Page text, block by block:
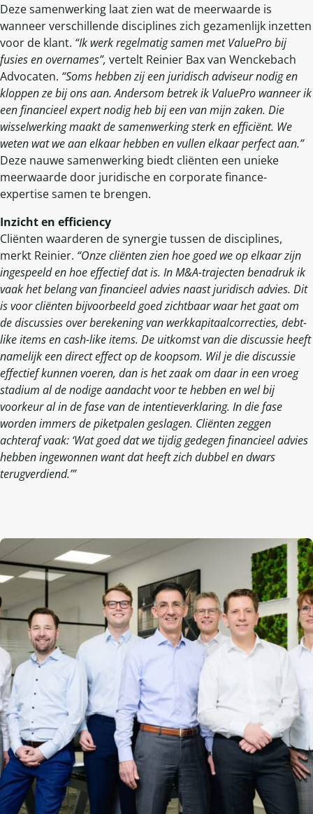
Deze samenwerking laat zien wat de meerwaarde is
wanneer verschillende disciplines zich gezamenlijk inzetten
voor de klant. “Ik werk regelmatig samen met ValuePro bij
fusies en overnames”, vertelt Reinier Bax van Wenckebach
Advocaten. “Soms hebben zij een juridisch adviseur nodig en
kloppen ze bij ons aan. Andersom betrek ik ValuePro wanneer ik
een financieel expert nodig heb bij een van mijn zaken. Die
wisselwerking maakt de samenwerking sterk en efficiënt. We
weten wat we aan elkaar hebben en vullen elkaar perfect aan.”
Deze nauwe samenwerking biedt cliënten een unieke
meerwaarde door juridische en corporate finance-
expertise samen te brengen.
Inzicht en efficiency
Cliënten waarderen de synergie tussen de disciplines,
merkt Reinier. “Onze cliënten zien hoe goed we op elkaar zijn
ingespeeld en hoe effectief dat is. In M&A-trajecten benadruk ik
vaak het belang van financieel advies naast juridisch advies. Dit
is voor cliënten bijvoorbeeld goed zichtbaar waar het gaat om
de discussies over berekening van werkkapitaalcorrecties, debt-
like itemsen cash-like items. De uitkomst van die discussie heeft
namelijk een direct effect op de koopsom. Wil je die discussie
effectief kunnen voeren, dan is het zaak om daar in een vroeg
stadium al de nodige aandacht voor te hebben en wel bij
voorkeur al in de fase van de intentieverklaring. In die fase
worden immers de piketpalen geslagen. Cliënten zeggen
achteraf vaak: ‘Wat goed dat we tijdig gedegen financieel advies
hebben ingewonnen want dat heeft zich dubbel en dwars
terugverdiend.’”